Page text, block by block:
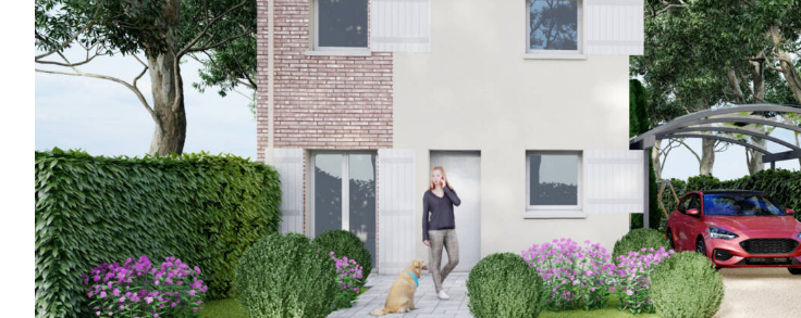
réalisations en photos.
Je découvre